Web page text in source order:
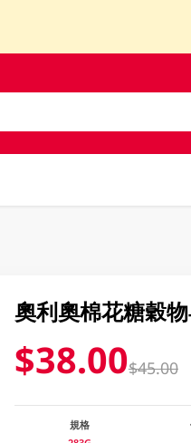
奧利奧棉花糖穀
$38.00$45.00
規格